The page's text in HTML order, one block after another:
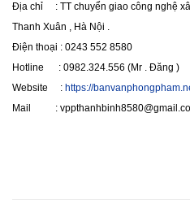
Địa chỉ : TT chuyển giao công nghệ
Thanh Xuân , Hà Nội .
Điện thoại : 0243 552 8580
Hotline : 0982.324.556 (Mr . Đăng )
Website : https://
Mail :